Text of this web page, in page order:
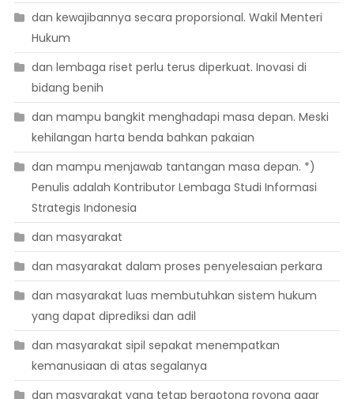
dan kewajibannya secara proporsional. Wakil Menteri
Hukum
dan lembaga riset perlu terus diperkuat. Inovasi di
bidang benih
dan mampu bangkit menghadapi masa depan. Meski
kehilangan harta benda bahkan pakaian
dan mampu menjawab tantangan masa depan. *)
Penulis adalah Kontributor Lembaga Studi Informasi
Strategis Indonesia
dan masyarakat
dan masyarakat dalam proses penyelesaian perkara
dan masyarakat luas membutuhkan sistem hukum
yang dapat diprediksi dan adil
dan masyarakat sipil sepakat menempatkan
kemanusiaan di atas segalanya
dan masyarakat yang tetap bergotong royong agar